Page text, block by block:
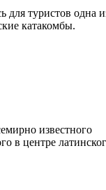
для туристов одна
катакомбы.
известного
в центре